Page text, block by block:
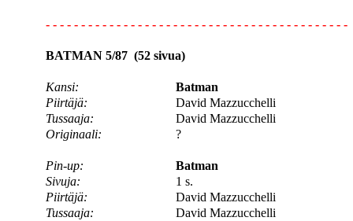
- - - - - - - - - - - - - - - - - - - - - - - - - - - - - - - - - - - - - - - - - - -
BATMAN 5/87 (52 sivua)
Kansi:
Batman
Piirtäjä:
David Mazzucchelli
Tussaaja:
David Mazzucchelli
Originaali:
?
Pin-up:
Batman
Sivuja:
1 s.
Piirtäjä:
David Mazzucchelli
Tussaaja:
David Mazzucchelli